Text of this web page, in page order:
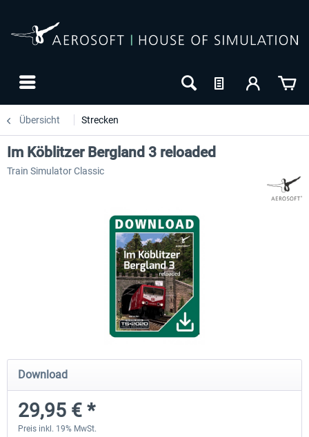
Übersicht Strecken
Im Köblitzer Bergland 3 reloaded
29,95 € *
VirtualTracks - Ringbahn
Im Köblitzer Bergland 3 reloaded
Train Simulator Classic
Download
29,95 € *
Preis inkl. 19% MwSt.